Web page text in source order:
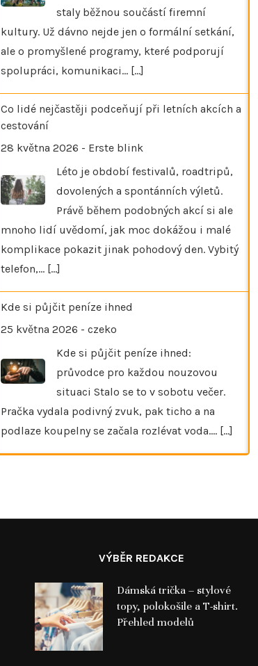
staly běžnou součástí firemní
kultury. Už dávno nejde jen o formální setkání,
ale o promyšlené programy, které podporují
spolupráci, komunikaci… [...]
Co lidé nejčastěji podceňují při letních akcích a
cestování
28 května 2026 - Erste blink
Léto je období festivalů, roadtripů,
dovolených a spontánních výletů.
Právě během podobných akcí si ale
mnoho lidí uvědomí, jak moc dokážou i malé
komplikace pokazit jinak pohodový den. Vybitý
telefon,… [...]
Kde si půjčit peníze ihned
25 května 2026 - czeko
Kde si půjčit peníze ihned:
průvodce pro každou nouzovou
situaci Stalo se to v sobotu večer.
Pračka vydala podivný zvuk, pak ticho a na
podlaze koupelny se začala rozlévat voda.… [...]
VÝBĚR REDAKCE
Dámská trička – stylové
topy, polokošile a T-shirt.
Přehled modelů